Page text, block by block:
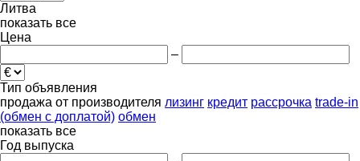
Литва
показать все
Цена
–
Тип объявления
продажа от производителя лизинг кредит рассрочка trade-in
(обмен с доплатой) обмен
показать все
Год выпуска